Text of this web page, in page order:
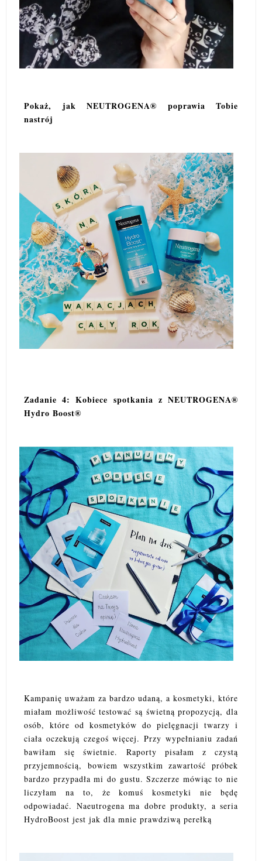
Pokaż, jak NEUTROGENA® poprawia Tobie
nastrój
Zadanie 4: Kobiece spotkania z NEUTROGENA®
Hydro Boost®
Kampanię uważam za bardzo udaną, a kosmetyki, które
miałam możliwość testować są świetną propozycją, dla
osób, które od kosmetyków do pielęgnacji twarzy i
ciała oczekują czegoś więcej. Przy wypełnianiu zadań
bawiłam się świetnie. Raporty pisałam z czystą
przyjemnością, bowiem wszystkim zawartość próbek
bardzo przypadła mi do gustu. Szczerze mówiąc to nie
liczyłam na to, że komuś kosmetyki nie będę
odpowiadać. Naeutrogena ma dobre produkty, a seria
HydroBoost jest jak dla mnie prawdziwą perełką